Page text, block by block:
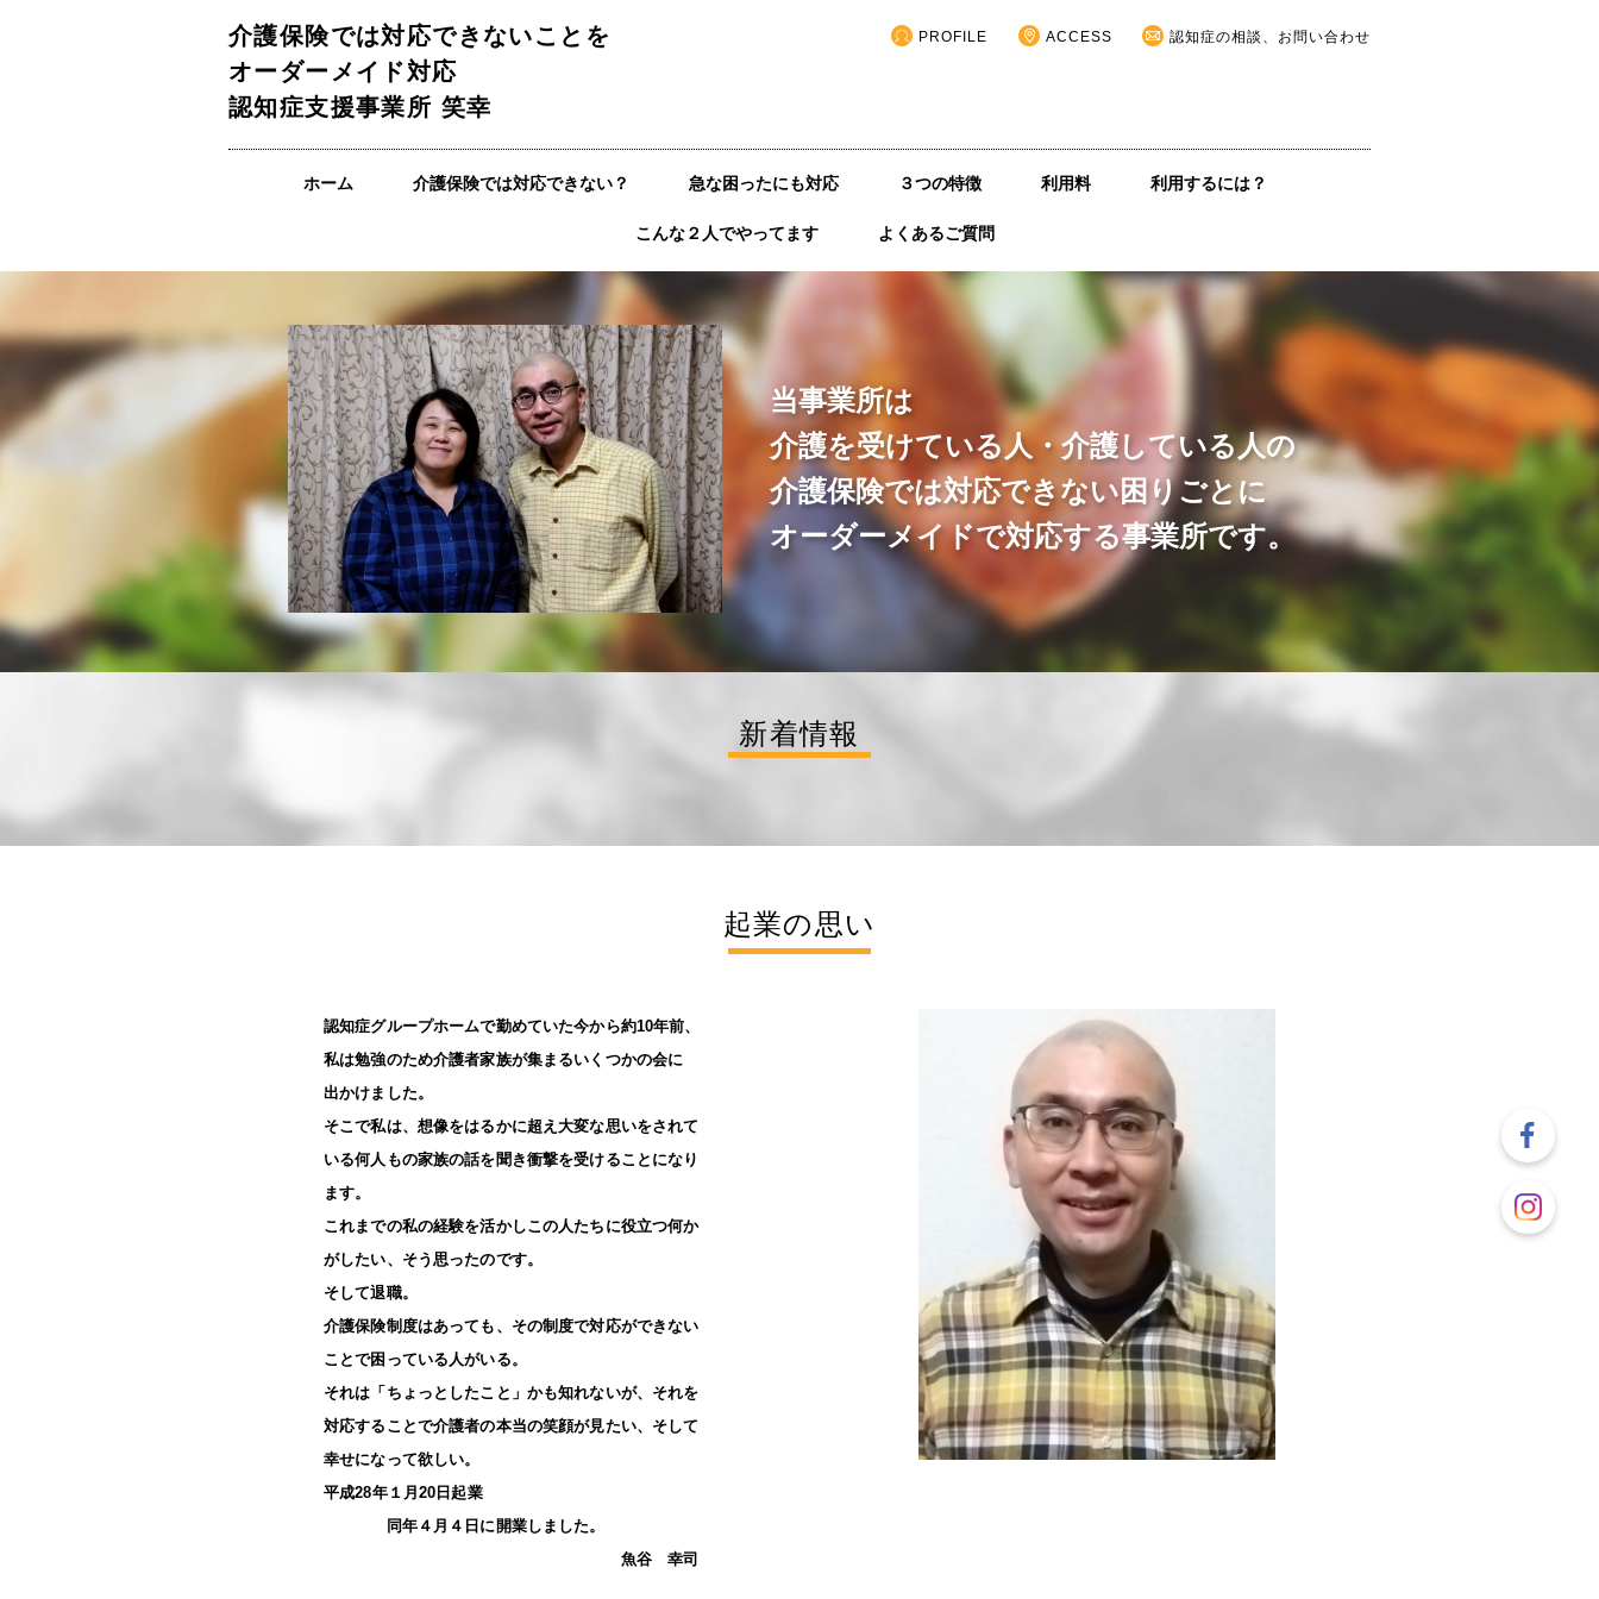
介護保険では対応できないことを
オーダーメイド対応
認知症支援事業所 笑幸
PROFILE ACCESS 認知症の相談、お問い合わせ
ホーム 介護保険では対応できない？ 急な困ったにも対応 ３つの特徴 利用料 利用するには？
こんな２人でやってます よくあるご質問
当事業所は
介護を受けている人・介護している人の
介護保険では対応できない困りごとに
オーダーメイドで対応する事業所です。
新着情報
起業の思い
認知症グループホームで勤めていた今から約10年前、
私は勉強のため介護者家族が集まるいくつかの会に
出かけました。
そこで私は、想像をはるかに超え大変な思いをされて
いる何人もの家族の話を聞き衝撃を受けることになり
ます。
これまでの私の経験を活かしこの人たちに役立つ何か
がしたい、そう思ったのです。
そして退職。
介護保険制度はあっても、その制度で対応ができない
ことで困っている人がいる。
それは「ちょっとしたこと」かも知れないが、それを
対応することで介護者の本当の笑顔が見たい、そして
幸せになって欲しい。
平成28年１月20日起業
同年４月４日に開業しました。
魚谷 幸司